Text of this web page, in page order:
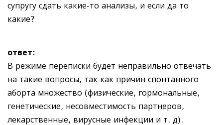
супругу сдать какие-то анализы, и если да то
какие?
ответ:
В режиме переписки будет неправильно отвечать
на такие вопросы, так как причин спонтанного
аборта множество (физические, гормональные,
генетические, несовместимость партнеров,
лекарственные, вирусные инфекции и т. д).